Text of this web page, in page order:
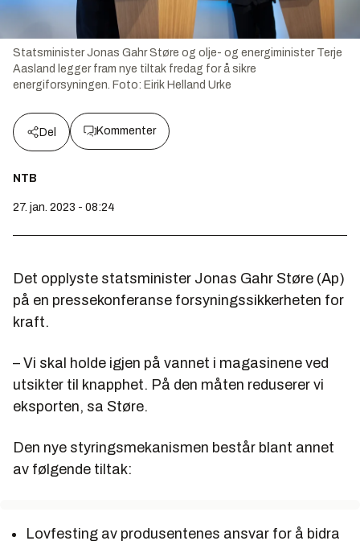
Statsminister Jonas Gahr Støre og olje- og energiminister Terje
Aasland legger fram nye tiltak fredag for å sikre
energiforsyningen. Foto: Eirik Helland Urke
Del Kommenter
NTB
27. jan. 2023 - 08:24
Det opplyste statsminister Jonas Gahr Støre (Ap)
på en pressekonferanse forsyningssikkerheten for
kraft.
– Vi skal holde igjen på vannet i magasinene ved
utsikter til knapphet. På den måten reduserer vi
eksporten, sa Støre.
Den nye styringsmekanismen består blant annet
av følgende tiltak:
Lovfesting av produsentenes ansvar for å bidra